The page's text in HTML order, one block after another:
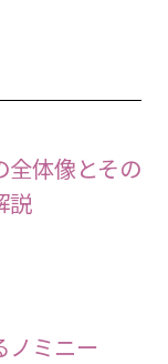
全体像とその
説
ノミニー